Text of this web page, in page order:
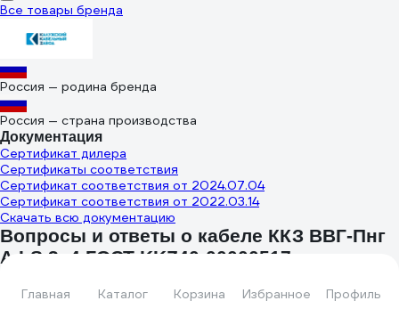
Главная Каталог Корзина Избранное Профиль
Все товары бренда
Россия — родина бренда
Россия — страна производства
Документация
Сертификат дилера
Сертификаты соответствия
Сертификат соответствия от 2024.07.04
Сертификат соответствия от 2022.03.14
Скачать всю документацию
Вопросы и ответы о кабеле ККЗ ВВГ-Пнг
А LS 3x4 ГОСТ KKZ40-00000517
26.01.2026